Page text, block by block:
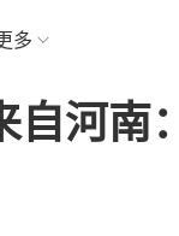
多
自河南